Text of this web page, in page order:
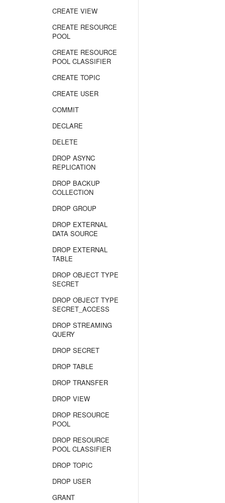
CREATE VIEW
CREATE RESOURCE
POOL
CREATE RESOURCE
POOL CLASSIFIER
CREATE TOPIC
CREATE USER
COMMIT
DECLARE
DELETE
DROP ASYNC
REPLICATION
DROP BACKUP
COLLECTION
DROP GROUP
DROP EXTERNAL
DATA SOURCE
DROP EXTERNAL
TABLE
DROP OBJECT TYPE
SECRET
DROP OBJECT TYPE
SECRET_ACCESS
DROP STREAMING
QUERY
DROP SECRET
DROP TABLE
DROP TRANSFER
DROP VIEW
DROP RESOURCE
POOL
DROP RESOURCE
POOL CLASSIFIER
DROP TOPIC
DROP USER
GRANT